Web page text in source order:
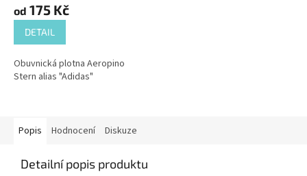
produktu
5
hvězdiček.
od 175 Kč
DETAIL
Obuvnická plotna Aeropino
Stern alias "Adidas"
Popis Hodnocení Diskuze
Detailní popis produktu